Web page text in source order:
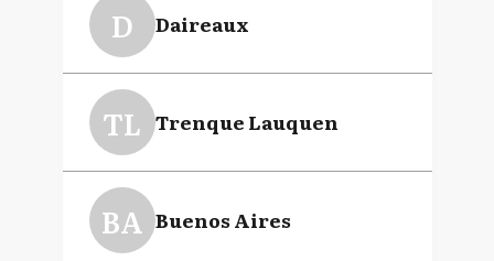
D Daireaux
TL Trenque Lauquen
BA Buenos Aires